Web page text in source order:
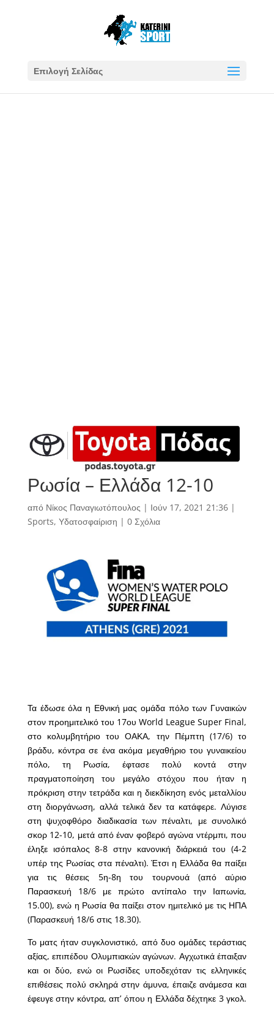
Επιλογή Σελίδας
Ρωσία – Ελλάδα 12-10
από Νίκος Παναγιωτόπουλος | Ιούν 17, 2021 21:36|
Sports, Υδατοσφαίριση | 0 Σχόλια
Τα έδωσε όλα η Εθνική μας ομάδα πόλο των Γυναικών
στον προημιτελικό του 17ου World League Super Final,
στο κολυμβητήριο του ΟΑΚΑ, την Πέμπτη (17/6) το
βράδυ, κόντρα σε ένα ακόμα μεγαθήριο του γυναικείου
πόλο, τη Ρωσία, έφτασε πολύ κοντά στην
πραγματοποίηση του μεγάλο στόχου που ήταν η
πρόκριση στην τετράδα και η διεκδίκηση ενός μεταλλίου
στη διοργάνωση, αλλά τελικά δεν τα κατάφερε. Λύγισε
στη ψυχοφθόρο διαδικασία των πέναλτι, με συνολικό
σκορ 12-10, μετά από έναν φοβερό αγώνα ντέρμπι, που
έληξε ισόπαλος 8-8 στην κανονική διάρκειά του (4-2
υπέρ της Ρωσίας στα πέναλτι). Έτσι η Ελλάδα θα παίξει
για τις θέσεις 5η-8η του τουρνουά (από αύριο
Παρασκευή 18/6 με πρώτο αντίπαλο την Ιαπωνία,
15.00), ενώ η Ρωσία θα παίξει στον ημιτελικό με τις ΗΠΑ
(Παρασκευή 18/6 στις 18.30).
Το ματς ήταν συγκλονιστικό, από δυο ομάδες τεράστιας
αξίας, επιπέδου Ολυμπιακών αγώνων. Αγχωτικά έπαιξαν
και οι δύο, ενώ οι Ρωσίδες υποδεχόταν τις ελληνικές
επιθέσεις πολύ σκληρά στην άμυνα, έπαιζε ανάμεσα και
έφευγε στην κόντρα, απ’ όπου η Ελλάδα δέχτηκε 3 γκολ.